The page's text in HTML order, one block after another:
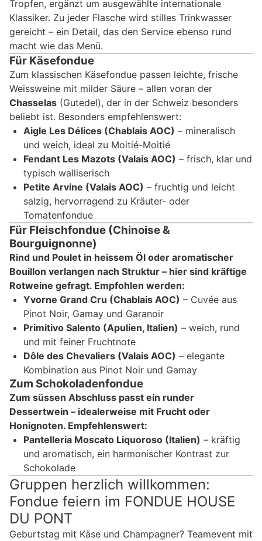
Tropfen, ergänzt um ausgewählte internationale
Klassiker. Zu jeder Flasche wird stilles Trinkwasser
gereicht – ein Detail, das den Service ebenso rund
macht wie das Menü.
Für Käsefondue
Zum klassischen Käsefondue passen leichte, frische
Weissweine mit milder Säure – allen voran der
Chasselas (Gutedel), der in der Schweiz besonders
beliebt ist. Besonders empfehlenswert:
Aigle Les Délices (Chablais AOC) – mineralisch
und weich, ideal zu Moitié-Moitié
Fendant Les Mazots (Valais AOC) – frisch, klar und
typisch walliserisch
Petite Arvine (Valais AOC) – fruchtig und leicht
salzig, hervorragend zu Kräuter- oder
Tomatenfondue
Für Fleischfondue (Chinoise &
Bourguignonne)
Rind und Poulet in heissem Öl oder aromatischer
Bouillon verlangen nach Struktur – hier sind kräftige
Rotweine gefragt. Empfohlen werden:
Yvorne Grand Cru (Chablais AOC) – Cuvée aus
Pinot Noir, Gamay und Garanoir
Primitivo Salento (Apulien, Italien) – weich, rund
und mit feiner Fruchtnote
Dôle des Chevaliers (Valais AOC) – elegante
Kombination aus Pinot Noir und Gamay
Zum Schokoladenfondue
Zum süssen Abschluss passt ein runder
Dessertwein – idealerweise mit Frucht oder
Honignoten. Empfehlenswert:
Pantelleria Moscato Liquoroso (Italien) – kräftig
und aromatisch, ein harmonischer Kontrast zur
Schokolade
Gruppen herzlich willkommen:
Fondue feiern im FONDUE HOUSE
DU PONT
Geburtstag mit Käse und Champagner? Teamevent mit